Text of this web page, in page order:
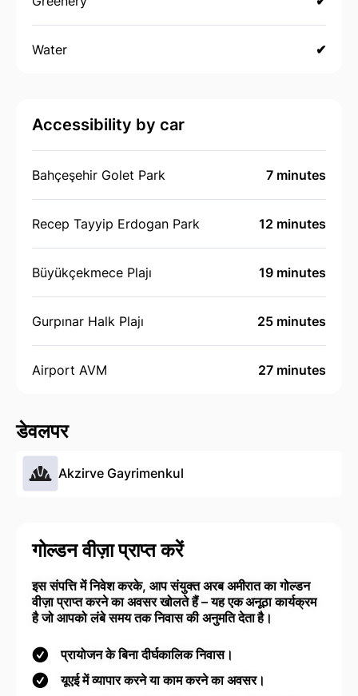
Water ✔
Accessibility by car
Bahçeşehir Golet Park 7 minutes
Recep Tayyip Erdogan Park 12 minutes
Büyükçekmece Plajı 19 minutes
Gurpınar Halk Plajı 25 minutes
Airport AVM 27 minutes
डेवलपर
Akzirve Gayrimenkul
गोल्डन वीज़ा प्राप्त करें
इस संपत्ति में निवेश करके, आप संयुक्त अरब अमीरात का गोल्डन
वीज़ा प्राप्त करने का अवसर खोलते हैं – यह एक अनूठा कार्यक्रम
है जो आपको लंबे समय तक निवास की अनुमति देता है।
प्रायोजन के बिना दीर्घकालिक निवास।
यूएई में व्यापार करने या काम करने का अवसर।